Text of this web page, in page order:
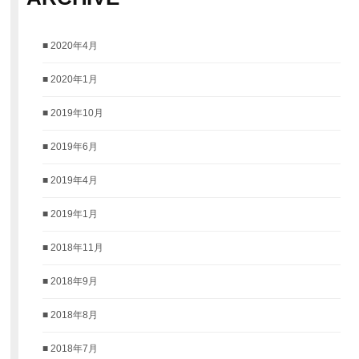
2020年4月
2020年1月
2019年10月
2019年6月
2019年4月
2019年1月
2018年11月
2018年9月
2018年8月
2018年7月